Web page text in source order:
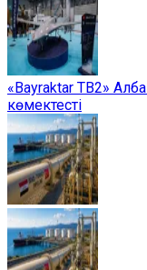
«Bayraktar TB2»
көмектесті